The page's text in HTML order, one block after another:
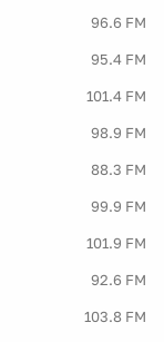
96.6 FM
95.4 FM
101.4 FM
98.9 FM
88.3 FM
99.9 FM
101.9 FM
92.6 FM
103.8 FM